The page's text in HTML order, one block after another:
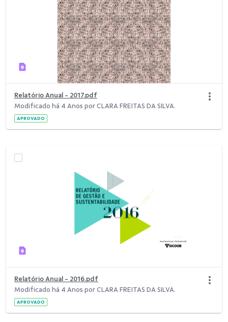
Relatório Anual - 2017.pdf
Modificado há 4 Anos por CLARA FREITAS DA SILVA.
APROVADO
Relatório Anual - 2016.pdf
Modificado há 4 Anos por CLARA FREITAS DA SILVA.
APROVADO